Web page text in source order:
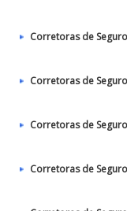
Corretoras de
Corretoras de
Corretoras de
Corretoras de